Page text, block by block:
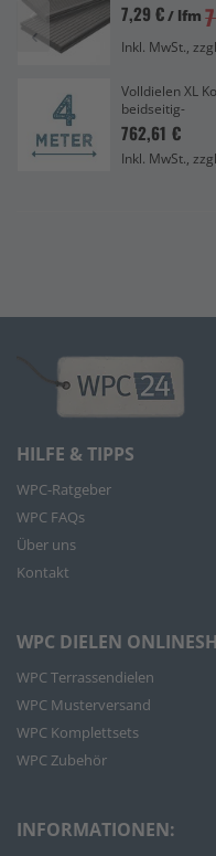
7,29 €/ lfm
Inkl. MwSt.,
Volldielen XL
beidseitig-
762,61 €
Inkl. MwSt.,
HILFE & TIPPS
WPC-Ratgeber
WPC FAQs
Über uns
Kontakt
WPC DIELEN
WPC Terrassendielen
WPC Musterversand
WPC Komplettsets
WPC Zubehör
INFORMATIONEN: